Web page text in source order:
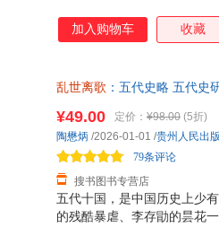
加入购物车 收藏
乱世离歌 ：五代史略 五代史
五代十国，是中国历史上少
的残酷暴虐、李存勖的昙花
¥49.00 定价： ¥98.00 (5折)
搜书图书专营店
79条评论
陶懋炳 /2026-01-01 /贵州人民出